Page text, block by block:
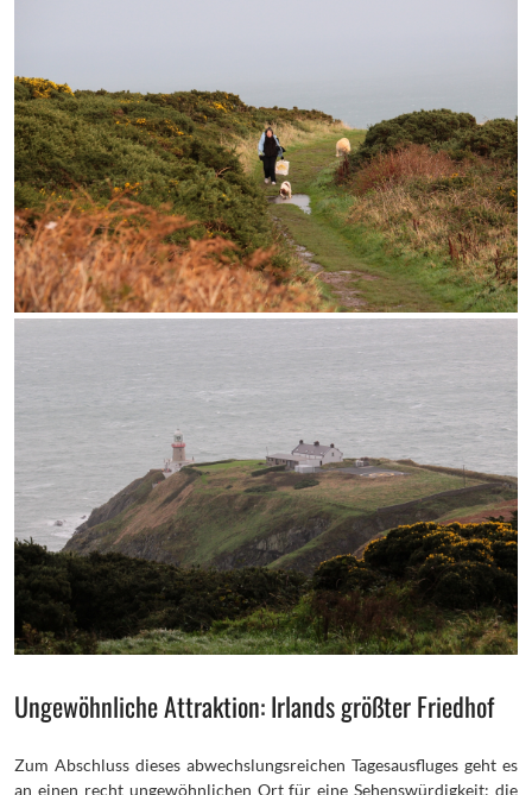
Ungewöhnliche Attraktion: Irlands größter Friedhof
Zum Abschluss dieses abwechslungsreichen Tagesausfluges geht es
an einen recht ungewöhnlichen Ort für eine Sehenswürdigkeit: die